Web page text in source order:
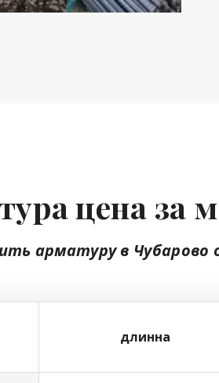
цена за
арматуру в Чубарово
длинна